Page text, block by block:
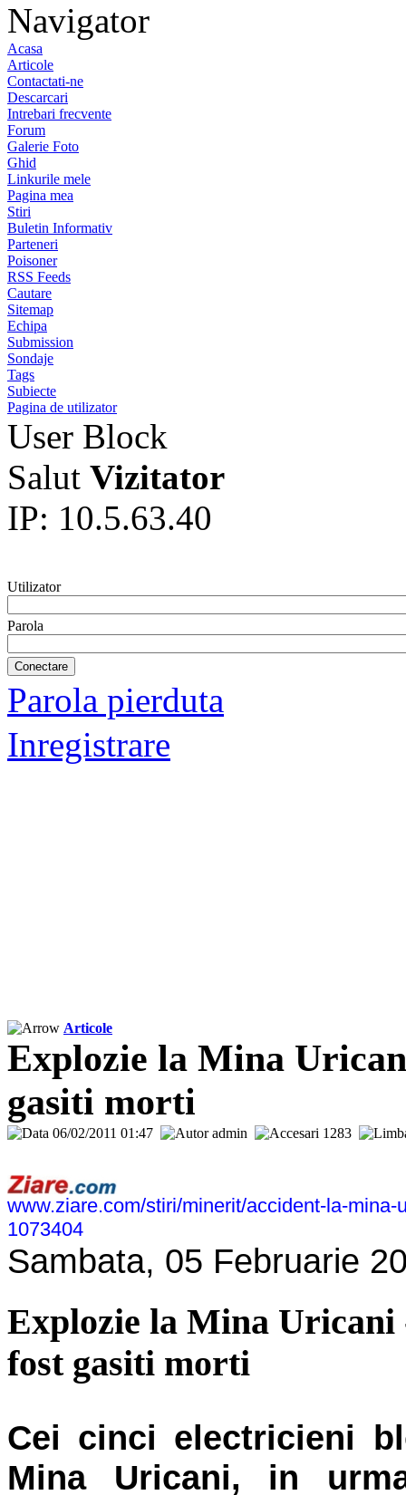
Navigator
Acasa
Articole
Contactati-ne
Descarcari
Intrebari frecvente
Forum
Galerie Foto
Ghid
Linkurile mele
Pagina mea
Stiri
Buletin Informativ
Parteneri
Poisoner
RSS Feeds
Cautare
Sitemap
Echipa
Submission
Sondaje
Tags
Subiecte
Pagina de utilizator
User Block
Salut Vizitator
IP: 10.5.63.40
Utilizator
Parola
Parola pierduta
Inregistrare
Articole
Explozie la Mina
gasiti morti
06/02/2011 01:47 admin 1283
www.ziare.com/stiri/minerit/accident-la-
1073404
Sambata, 05 Februarie
Explozie la Mina Uricani
fost gasiti morti
Cei cinci electricieni
Mina Uricani, in